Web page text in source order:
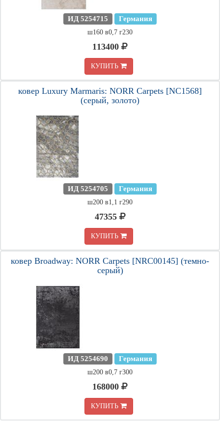
ИД 5254715 Германия
ш160 в0,7 г230
113400
КУПИТЬ
ковер Luxury Marmaris: NORR Carpets [NC1568]
(серый, золото)
ИД 5254705 Германия
ш200 в1,1 г290
47355
КУПИТЬ
ковер Broadway: NORR Carpets [NRC00145] (темно-
серый)
ИД 5254690 Германия
ш200 в0,7 г300
168000
КУПИТЬ